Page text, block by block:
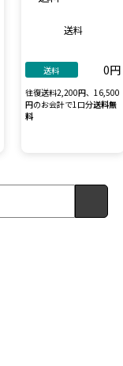
送料
送料 0円
往復送料2,200円、16,500
円のお会計で1口分送料無
料